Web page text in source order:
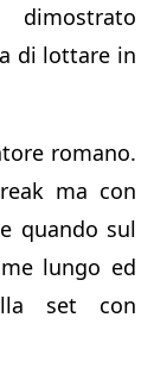
di lottare in
romano.
ma con
quando sul
lungo ed
set con